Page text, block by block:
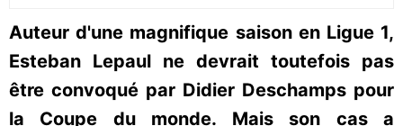
Auteur d'une magnifique saison en Ligue 1,
Esteban Lepaul ne devrait toutefois pas
être convoqué par Didier Deschamps pour
la Coupe du monde. Mais son cas a